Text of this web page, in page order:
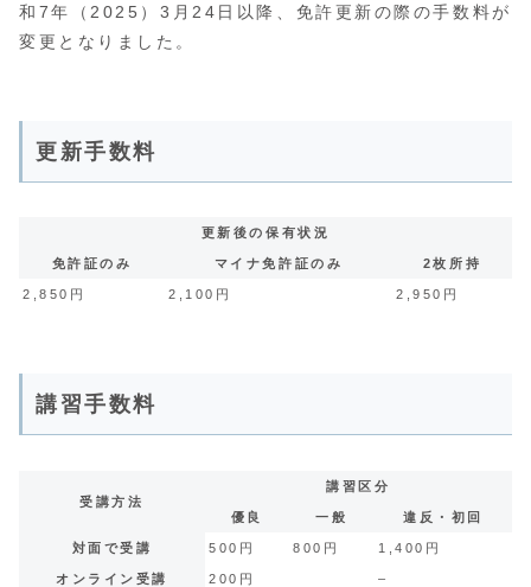
和7年（2025）3月24日以降、免許更新の際の手数料が
変更となりました。
更新手数料
更新後の保有状況
免許証のみ マイナ免許証のみ 2枚所持
2,850円 2,100円 2,950円
講習手数料
受講方法
講習区分
優良 一般 違反・初回
対面で受講 500円 800円 1,400円
オンライン受講 200円 –